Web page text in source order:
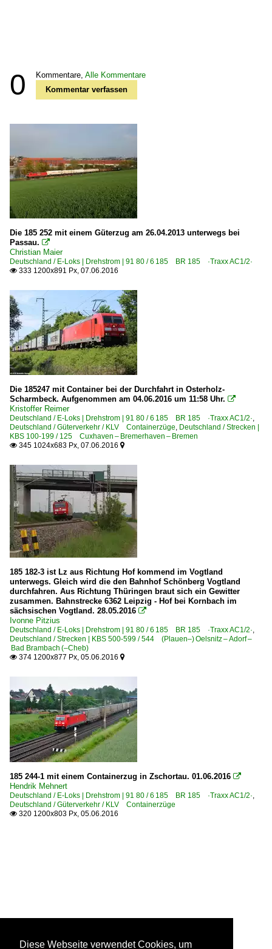
0 Kommentare, Alle Kommentare
Kommentar verfassen
Die 185 252 mit einem Güterzug am 26.04.2013 unterwegs bei
Passau. 
Christian Maier
Deutschland / E-Loks | Drehstrom | 91 80 / 6 185 BR 185 ·Traxx AC1/2·
 333 1200x891 Px, 07.06.2016
Die 185247 mit Container bei der Durchfahrt in Osterholz-
Scharmbeck. Aufgenommen am 04.06.2016 um 11:58 Uhr. 
Kristoffer Reimer
Deutschland / E-Loks | Drehstrom | 91 80 / 6 185 BR 185 ·Traxx AC1/2·,
Deutschland / Güterverkehr / KLV Containerzüge, Deutschland / Strecken |
KBS 100-199 / 125 Cuxhaven – Bremerhaven – Bremen
 345 1024x683 Px, 07.06.2016 
185 182-3 ist Lz aus Richtung Hof kommend im Vogtland
unterwegs. Gleich wird die den Bahnhof Schönberg Vogtland
durchfahren. Aus Richtung Thüringen braut sich ein Gewitter
zusammen. Bahnstrecke 6362 Leipzig - Hof bei Kornbach im
sächsischen Vogtland. 28.05.2016 
Ivonne Pitzius
Deutschland / E-Loks | Drehstrom | 91 80 / 6 185 BR 185 ·Traxx AC1/2·,
Deutschland / Strecken | KBS 500-599 / 544 (Plauen–) Oelsnitz – Adorf –
Bad Brambach (–Cheb)
 374 1200x877 Px, 05.06.2016 
185 244-1 mit einem Containerzug in Zschortau. 01.06.2016 
Hendrik Mehnert
Deutschland / E-Loks | Drehstrom | 91 80 / 6 185 BR 185 ·Traxx AC1/2·,
Deutschland / Güterverkehr / KLV Containerzüge
 320 1200x803 Px, 05.06.2016
Diese Webseite verwendet Cookies, um